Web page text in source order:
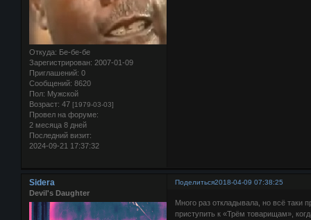
Откуда: Бе-бе-бе
Зарегистрирован: 2007-01-09
Приглашений: 0
Сообщений: 8620
Пол: Мужской
Возраст: 47 [1979-03-03]
Провел на форуме:
2 месяца 8 дней
Последний визит:
2024-09-21 17:37:32
Поделиться2018-04-09 07:38:25
Sidera
Devil's Daughter
Много раз откладывала, но всё таки
приступить к «Трём товарищам»,